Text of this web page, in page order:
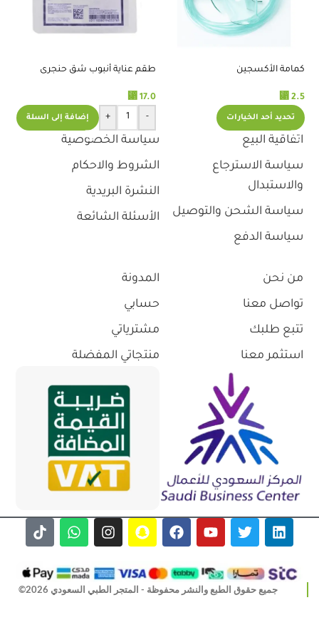
كمامة الأكسجين
⃁ 2.5
تحديد أحد الخيارات
طقم عناية أنبوب شق حنجرى
⃁ 17.0
-
+ إضافة إلى السلة
اتفاقية البيع
سياسة الاسترجاع
والاستبدال
سياسة الشحن والتوصيل
سياسة الدفع
سياسة الخصوصية
الشروط والاحكام
النشرة البريدية
الأسئلة الشائعة
من نحن
تواصل معنا
تتبع طلبك
استثمر معنا
المدونة
حسابي
مشترياتي
منتجاتي المفضلة
جميع حقوق الطبع والنشر محفوظة - المتجر الطبي السعودي 2026©